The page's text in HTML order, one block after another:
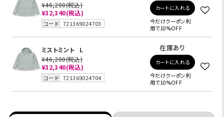
¥46,200(税込)
¥32,340(税込)
コード 721369024703
カートに入れる
今だけクーポン利
用で10%OFF
ミストミント
L
¥46,200(税込)
¥32,340(税込)
コード 721369024704
在庫あり
カートに入れる
今だけクーポン利
用で10%OFF